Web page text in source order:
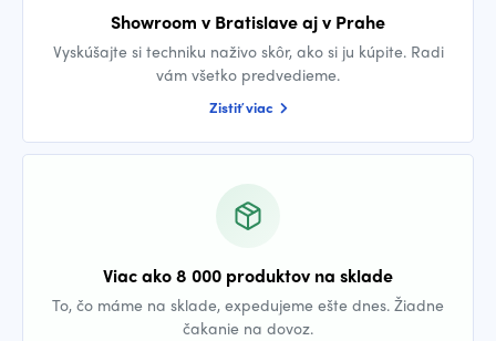
Showroom v Bratislave aj v Prahe
Vyskúšajte si techniku naživo skôr, ako si ju kúpite. Radi
vám všetko predvedieme.
Zistiť viac
Viac ako 8 000 produktov na sklade
To, čo máme na sklade, expedujeme ešte dnes. Žiadne
čakanie na dovoz.